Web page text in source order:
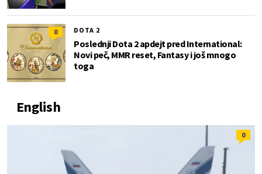
0 DOTA 2
Poslednji Dota 2 apdejt pred International:
Novi peč, MMR reset, Fantasy i još mnogo
toga
English
0